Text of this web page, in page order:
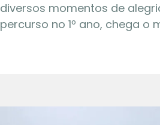
diversos momentos de
percurso no 1º ano, chega o